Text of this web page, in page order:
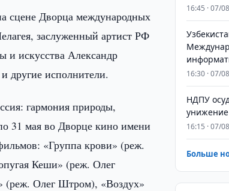
сцене Дворца международных
заслуженный артист РФ
и искусства Александр
другие исполнители.
гармония природы,
31 мая во Дворце кино имени
«Группа крови» (реж.
Кеши» (реж. Олег
(реж. Олег Штром), «Воздух»
16:45 · 07/08
16:30 · 07/08
НДПУ
16:15 · 07/08
Больше